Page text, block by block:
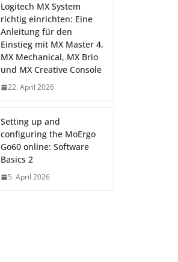
Logitech MX System
richtig einrichten: Eine
Anleitung für den
Einstieg mit MX Master 4,
MX Mechanical, MX Brio
und MX Creative Console
22. April 2026
Setting up and
configuring the MoErgo
Go60 online: Software
Basics 2
5. April 2026